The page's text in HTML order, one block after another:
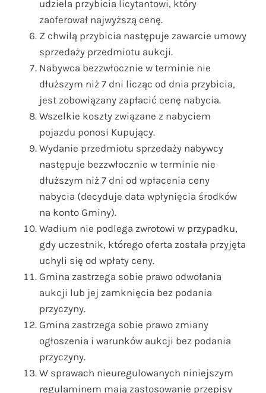
udziela przybicia licytantowi, który
zaoferował najwyższą cenę.
Z chwilą przybicia następuje zawarcie umowy
sprzedaży przedmiotu aukcji.
Nabywca bezzwłocznie w terminie nie
dłuższym niż 7 dni licząc od dnia przybicia,
jest zobowiązany zapłacić cenę nabycia.
Wszelkie koszty związane z nabyciem
pojazdu ponosi Kupujący.
Wydanie przedmiotu sprzedaży nabywcy
następuje bezzwłocznie w terminie nie
dłuższym niż 7 dni od wpłacenia ceny
nabycia (decyduje data wpłynięcia środków
na konto Gminy).
Wadium nie podlega zwrotowi w przypadku,
gdy uczestnik, którego oferta została przyjęta
uchyli się od wpłaty ceny.
Gmina zastrzega sobie prawo odwołania
aukcji lub jej zamknięcia bez podania
przyczyny.
Gmina zastrzega sobie prawo zmiany
ogłoszenia i warunków aukcji bez podania
przyczyny.
W sprawach nieuregulowanych niniejszym
regulaminem mają zastosowanie przepisy